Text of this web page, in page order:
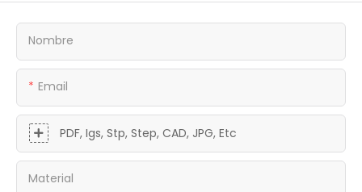
Nombre
Email
PDF, Igs, Stp, Step, CAD, JPG, Etc
Material